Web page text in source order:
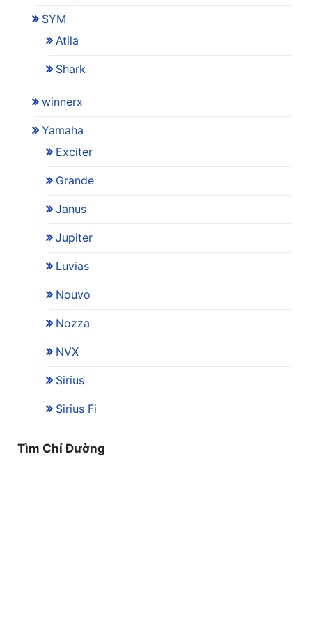
SYM
Atila
Shark
winnerx
Yamaha
Exciter
Grande
Janus
Jupiter
Luvias
Nouvo
Nozza
NVX
Sirius
Sirius Fi
Tìm Chỉ Đường